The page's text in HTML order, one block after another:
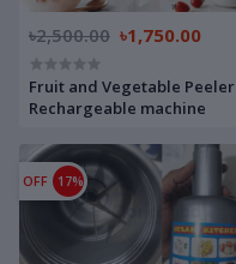
৳2,500.00 ৳1,750.00
Fruit and Vegetable Peeler
Rechargeable machine
OFF 17%